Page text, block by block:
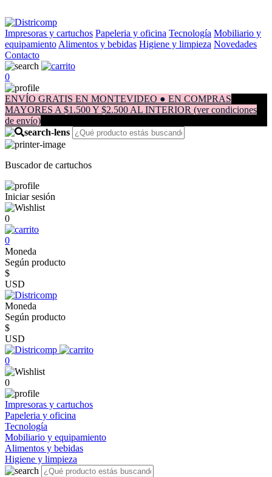
Impresoras y cartuchos Papeleria y oficina Tecnología Mobiliario y
equipamiento Alimentos y bebidas Higiene y limpieza Novedades
Contacto
0
ENVÍO GRATIS EN MONTEVIDEO ● EN COMPRAS
MAYORES A $1.500 Y $2.500 AL INTERIOR (ver condiciones
de envío)
Buscador de cartuchos
Iniciar sesión
0
0
Moneda
Según producto
$
USD
Moneda
Según producto
$
USD
0
0
Impresoras y cartuchos
Papeleria y oficina
Tecnología
Mobiliario y equipamiento
Alimentos y bebidas
Higiene y limpieza